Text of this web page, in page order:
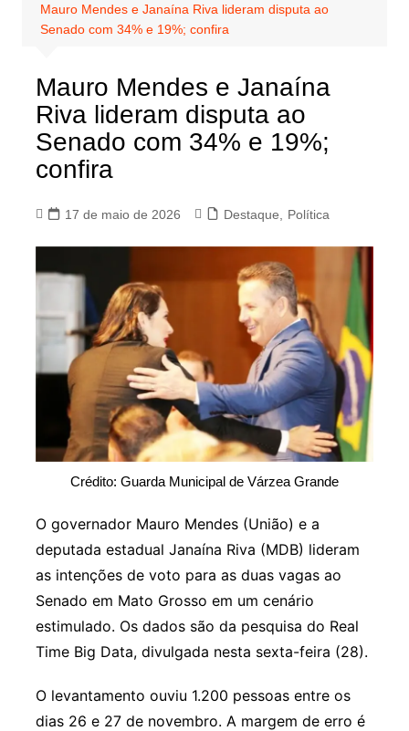
Mauro Mendes e Janaína Riva lideram disputa ao
Senado com 34% e 19%; confira
Mauro Mendes e Janaína
Riva lideram disputa ao
Senado com 34% e 19%;
confira
17 de maio de 2026 Destaque Política
Crédito: Guarda Municipal de Várzea Grande
O governador Mauro Mendes (União) e a
deputada estadual Janaína Riva (MDB) lideram
as intenções de voto para as duas vagas ao
Senado em Mato Grosso em um cenário
estimulado. Os dados são da pesquisa do Real
Time Big Data, divulgada nesta sexta-feira (28).
O levantamento ouviu 1.200 pessoas entre os
dias 26 e 27 de novembro. A margem de erro é